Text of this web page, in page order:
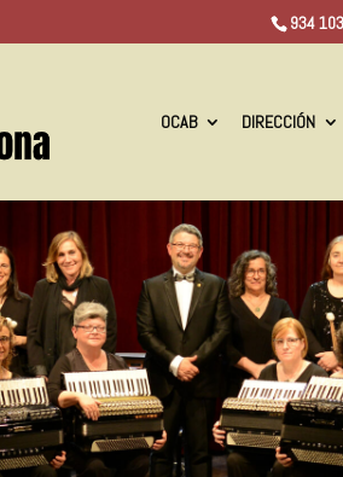
934
OCAB DIRECCIÓN